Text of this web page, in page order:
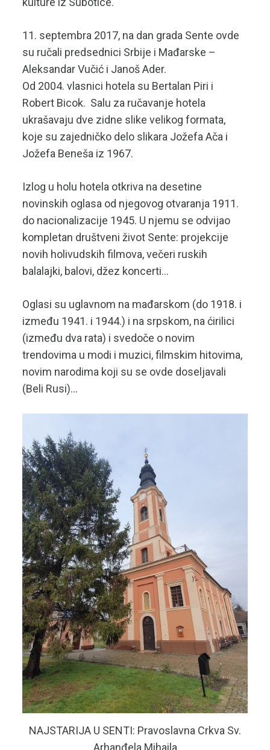
11. septembra 2017, na dan grada Sente ovde
su ručali predsednici Srbije i Mađarske –
Aleksandar Vučić i Janoš Ader.
Od 2004. vlasnici hotela su Bertalan Piri i
Robert Bicok. Salu za ručavanje hotela
ukrašavaju dve zidne slike velikog formata,
koje su zajedničko delo slikara Jožefa Ača i
Jožefa Beneša iz 1967.
Izlog u holu hotela otkriva na desetine
novinskih oglasa od njegovog otvaranja 1911.
do nacionalizacije 1945. U njemu se odvijao
kompletan društveni život Sente: projekcije
novih holivudskih filmova, večeri ruskih
balalajki, balovi, džez koncerti…
Oglasi su uglavnom na mađarskom (do 1918. i
između 1941. i 1944.) i na srpskom, na ćirilici
(između dva rata) i svedoče o novim
trendovima u modi i muzici, filmskim hitovima,
novim narodima koji su se ovde doseljavali
(Beli Rusi)…
NAJSTARIJA U SENTI: Pravoslavna Crkva Sv.
Arhanđela Mihaila